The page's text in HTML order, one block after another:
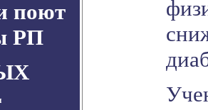
поют
РП